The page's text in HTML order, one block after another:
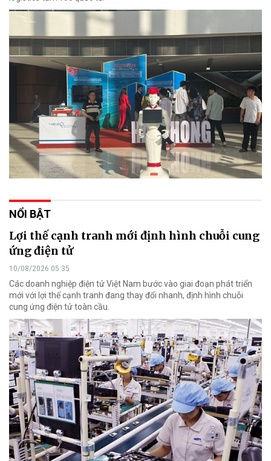
NỔI BẬT
Lợi thế cạnh tranh mới định hình chuỗi cung
ứng điện tử
10/08/2026 05:35
Các doanh nghiệp điện tử Việt Nam bước vào giai đoạn phát triển
mới với lợi thế cạnh tranh đang thay đổi nhanh, định hình chuỗi
cung ứng điện tử toàn cầu.